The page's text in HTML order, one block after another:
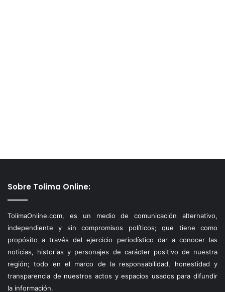
Sobre Tolima Online:
TolimaOnline.com, es un medio de comunicación alternativo,
independiente y sin compromisos políticos; que tiene como
propósito a través del ejercicio periodístico dar a conocer las
noticias, historias y personajes de carácter positivo de nuestra
región; todo en el marco de la responsabilidad, honestidad y
transparencia de nuestros actos y espacios usados para difundir
la información.